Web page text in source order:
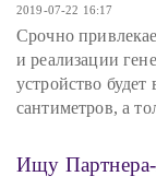
2019-07-22 16:17
Срочно
и реализации
устройство будет
сантиметров, а
Ищу Партнера-